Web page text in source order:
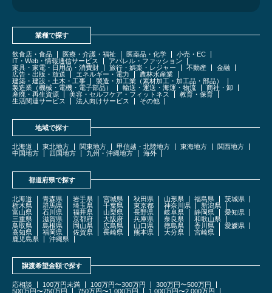
業種で探す
飲食店・食品 医療・介護・福祉 医薬品・化学
小売・EC
IT・Web・情報通信サービス
アパレル・ファッション
家具・家電・日用品・消費財
旅行・娯楽・レジャー 不動産
金融
広告・出版・放送
エネルギー・電力
農林水産業
建築・建設・土木・工事
製造・加工業（素材加工・加工品・部品）
製造業（機械・電機・電子部品）
輸送・運送・海運・物流
商社・卸
産廃・再生資源
美容・セルフケア・フィットネス
教育・保育
生活関連サービス
法人向けサービス その他
地域で探す
北海道 東北地方 関東地方 甲信越・北陸地方 東海地方
関西地方
中国地方
四国地方 九州・沖縄地方 海外
都道府県で探す
北海道 青森県 岩手県 宮城県 秋田県 山形県 福島県
茨城県
栃木県
群馬県 埼玉県 千葉県 東京都 神奈川県
新潟県
富山県
石川県 福井県 山梨県 長野県 岐阜県 静岡県
愛知県
三重県
滋賀県 京都府 大阪府 兵庫県 奈良県
和歌山県
鳥取県
島根県 岡山県 広島県 山口県 徳島県 香川県
愛媛県
高知県
福岡県 佐賀県 長崎県 熊本県 大分県
宮崎県
鹿児島県
沖縄県
譲渡希望金額で探す
応相談 100万円未満 100万円〜300万円
300万円〜500万円
500万円〜750万円
750万円〜1,000万円 1,000万円〜2,000万円